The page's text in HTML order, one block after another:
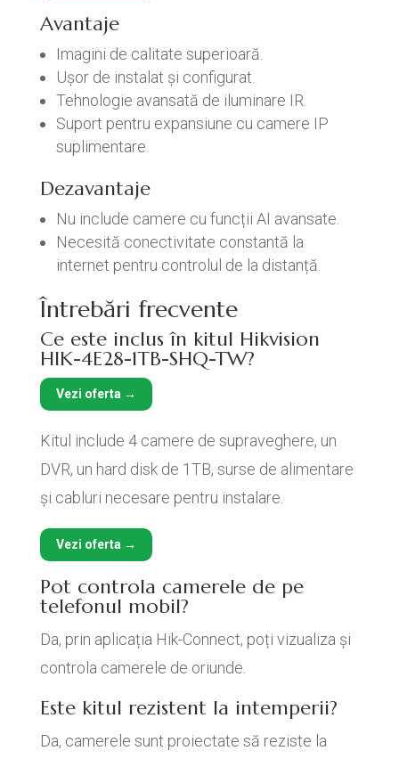
Avantaje
Imagini de calitate superioară.
Ușor de instalat și configurat.
Tehnologie avansată de iluminare IR.
Suport pentru expansiune cu camere IP
suplimentare.
Dezavantaje
Nu include camere cu funcții AI avansate.
Necesită conectivitate constantă la
internet pentru controlul de la distanță.
Întrebări frecvente
Ce este inclus în kitul Hikvision
HIK-4E28-1TB-SHQ-TW?
Vezi oferta →
Kitul include 4 camere de supraveghere, un
DVR, un hard disk de 1TB, surse de alimentare
și cabluri necesare pentru instalare.
Vezi oferta →
Pot controla camerele de pe
telefonul mobil?
Da, prin aplicația Hik-Connect, poți vizualiza și
controla camerele de oriunde.
Este kitul rezistent la intemperii?
Da, camerele sunt proiectate să reziste la